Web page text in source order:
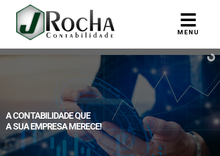
MENU
A CONTABILIDADE QUE
A SUA EMPRESA MERECE!